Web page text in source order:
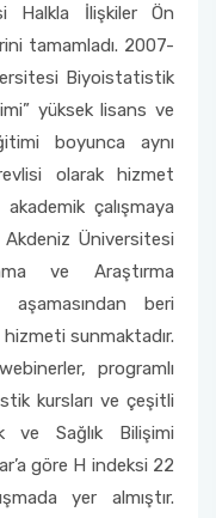
Halkla İlişkiler Ön
tamamladı. 2007-
Biyoistatistik
yüksek lisans ve
boyunca aynı
olarak hizmet
çalışmaya
Akdeniz Üniversitesi
ve Araştırma
aşamasından beri
sunmaktadır.
programlı
kursları ve çeşitli
ve Sağlık Bilişimi
göre H indeksi 22
yer almıştır.